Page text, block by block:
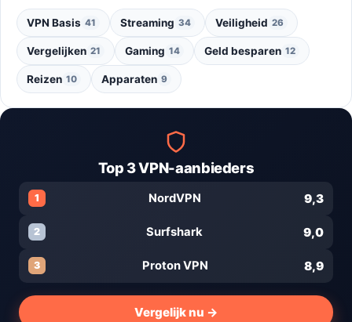
VPN Basis 41 Streaming 34 Veiligheid 26
Vergelijken 21 Gaming 14 Geld besparen 12
Reizen 10 Apparaten 9
Top 3 VPN-aanbieders
1 NordVPN 9,3
2 Surfshark 9,0
3 Proton VPN 8,9
Vergelijk nu →